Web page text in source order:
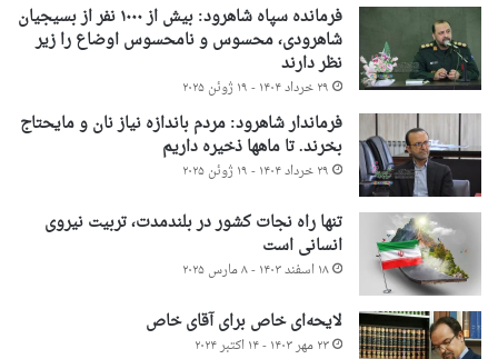
فرمانده سپاه شاهرود: بیش از ۱۰۰۰ نفر از بسیجیان
شاهرودی، محسوس و نامحسوس اوضاع را زیر
نظر دارند
۲۹ خرداد ۱۴۰۴ - ۱۹ ژوئن ۲۰۲۵
فرماندار شاهرود: مردم باندازه نیاز نان و مایحتاج
بخرند. تا ماهها ذخیره داریم
۲۹ خرداد ۱۴۰۴ - ۱۹ ژوئن ۲۰۲۵
تنها راه نجات کشور در بلندمدت، تربیت نیروی
انسانی است
۱۸ اسفند ۱۴۰۳ - ۸ مارس ۲۰۲۵
لایحه‌ای خاص برای آقای خاص
۲۳ مهر ۱۴۰۳ - ۱۴ اکتبر ۲۰۲۴